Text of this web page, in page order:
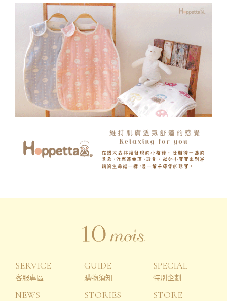
SERVICE
客服專區
GUIDE
購物須知
SPECIAL
特別企劃
NEWS STORIES STORE